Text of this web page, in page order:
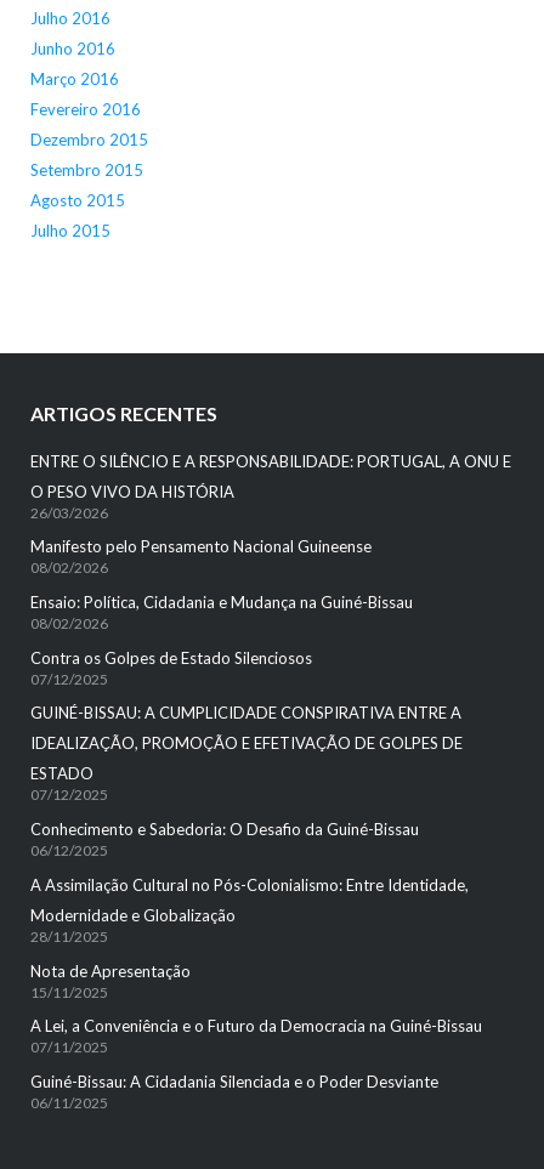
Julho 2016
Junho 2016
Março 2016
Fevereiro 2016
Dezembro 2015
Setembro 2015
Agosto 2015
Julho 2015
ARTIGOS RECENTES
ENTRE O SILÊNCIO E A RESPONSABILIDADE: PORTUGAL, A ONU E
O PESO VIVO DA HISTÓRIA
26/03/2026
Manifesto pelo Pensamento Nacional Guineense
08/02/2026
Ensaio: Política, Cidadania e Mudança na Guiné-Bissau
08/02/2026
Contra os Golpes de Estado Silenciosos
07/12/2025
GUINÉ-BISSAU: A CUMPLICIDADE CONSPIRATIVA ENTRE A
IDEALIZAÇÃO, PROMOÇÃO E EFETIVAÇÃO DE GOLPES DE
ESTADO
07/12/2025
Conhecimento e Sabedoria: O Desafio da Guiné-Bissau
06/12/2025
A Assimilação Cultural no Pós-Colonialismo: Entre Identidade,
Modernidade e Globalização
28/11/2025
Nota de Apresentação
15/11/2025
A Lei, a Conveniência e o Futuro da Democracia na Guiné-Bissau
07/11/2025
Guiné-Bissau: A Cidadania Silenciada e o Poder Desviante
06/11/2025